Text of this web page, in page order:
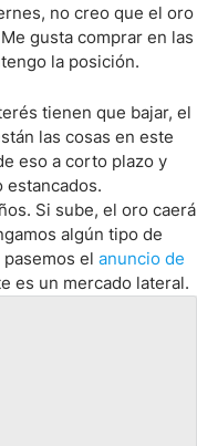
no creo que el oro
gusta comprar en las
la posición.
tienen que bajar, el
las cosas en este
eso a corto plazo y
estancados.
Si sube, el oro caerá
algún tipo de
el anuncio de
es un mercado lateral.